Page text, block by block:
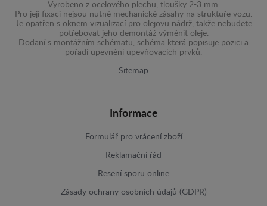
Vyrobeno z ocelového plechu, tloušky 2-3 mm.
Pro její fixaci nejsou nutné mechanické zásahy na struktuře vozu.
Je opatřen s oknem vizualizací pro olejovu nádrž, takže nebudete
potřebovat jeho demontáž výměnit oleje.
Dodaní s montážním schématu, schéma která popisuje pozici a
pořadí upevnění upevňovacích prvků.
Sitemap
Informace
Formulář pro vrácení zboží
Reklamační řád
Resení sporu online
Zásady ochrany osobních údajů (GDPR)